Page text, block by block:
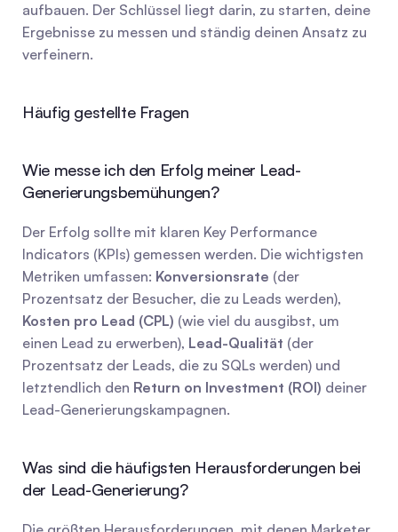
aufbauen. Der Schlüssel liegt darin, zu starten, deine
Ergebnisse zu messen und ständig deinen Ansatz zu
verfeinern.
Häufig gestellte Fragen
Wie messe ich den Erfolg meiner Lead-
Generierungsbemühungen?
Der Erfolg sollte mit klaren Key Performance
Indicators (KPIs) gemessen werden. Die wichtigsten
Metriken umfassen: Konversionsrate (der
Kosten pro Lead (CPL) (wie viel du ausgibst, um
einen Lead zu erwerben), Lead-Qualität (der
Prozentsatz der Leads, die zu SQLs werden) und
letztendlich den Return on Investment (ROI) deiner
Lead-Generierungskampagnen.
Was sind die häufigsten Herausforderungen bei
der Lead-Generierung?